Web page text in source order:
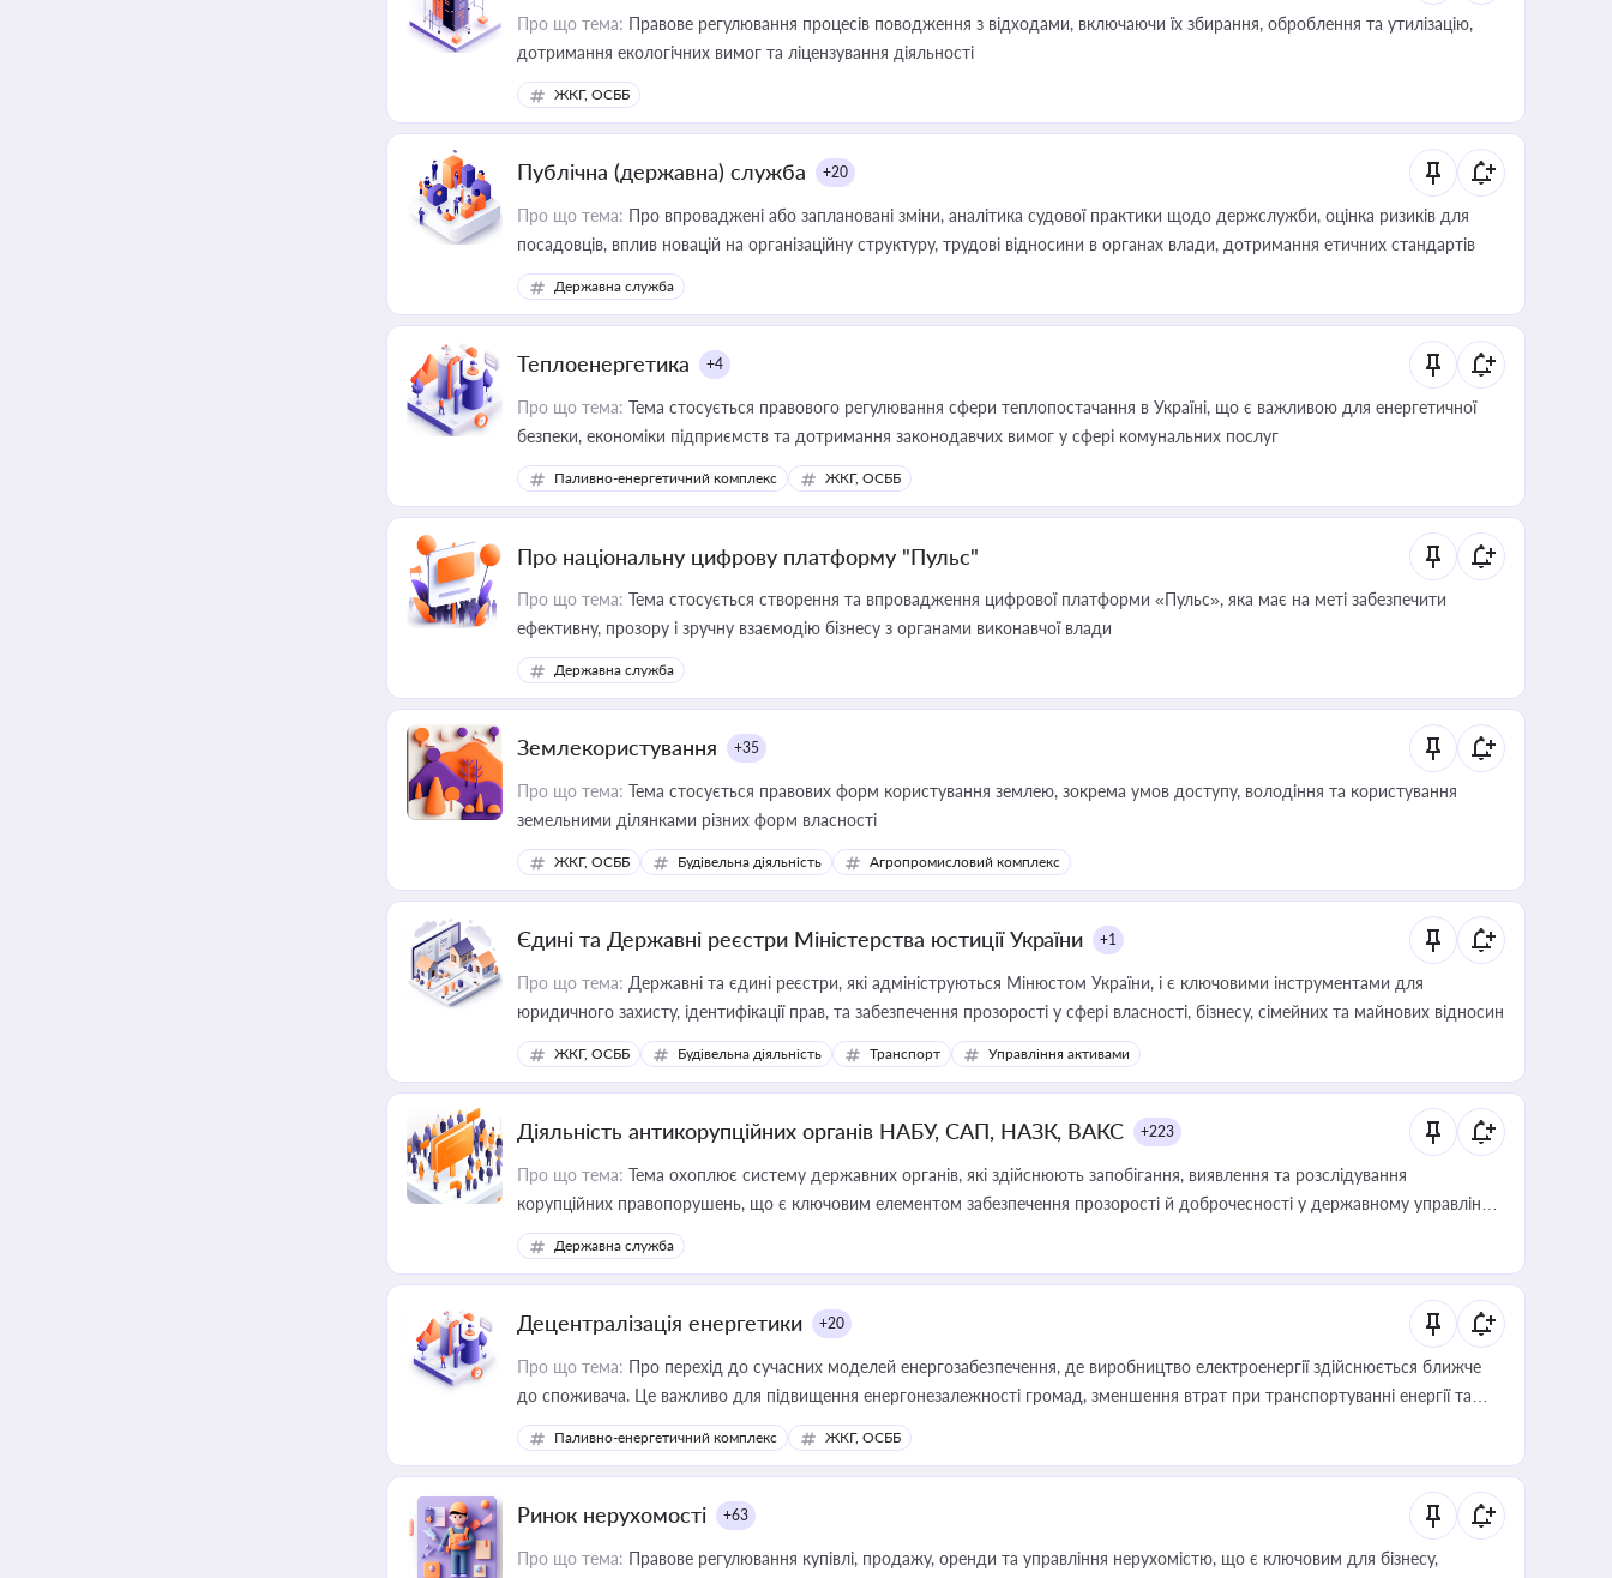
Про що тема: Правове регулювання процесів поводження з відходами, включаючи їх збирання, оброблення та утилізацію,
дотримання екологічних вимог та ліцензування діяльності
ЖКГ, ОСББ
Публічна (державна) служба +20
Про що тема: Про впроваджені або заплановані зміни, аналітика судової практики щодо держслужби, оцінка ризиків для
посадовців, вплив новацій на організаційну структуру, трудові відносини в органах влади, дотримання етичних стандартів
Державна служба
Теплоенергетика +4
Про що тема: Тема стосується правового регулювання сфери теплопостачання в Україні, що є важливою для енергетичної
безпеки, економіки підприємств та дотримання законодавчих вимог у сфері комунальних послуг
Паливно-енергетичний комплекс ЖКГ, ОСББ
Про національну цифрову платформу "Пульс"
Про що тема: Тема стосується створення та впровадження цифрової платформи «Пульс», яка має на меті забезпечити
ефективну, прозору і зручну взаємодію бізнесу з органами виконавчої влади
Державна служба
Землекористування +35
Про що тема: Тема стосується правових форм користування землею, зокрема умов доступу, володіння та користування
земельними ділянками різних форм власності
ЖКГ, ОСББ Будівельна діяльність Агропромисловий комплекс
Єдині та Державні реєстри Міністерства юстиції України +1
Про що тема: Державні та єдині реєстри, які адмініструються Мінюстом України, і є ключовими інструментами для
юридичного захисту, ідентифікації прав, та забезпечення прозорості у сфері власності, бізнесу, сімейних та майнових відносин
ЖКГ, ОСББ Будівельна діяльність Транспорт Управління активами
Діяльність антикорупційних органів НАБУ, САП, НАЗК, ВАКС +223
Про що тема: Тема охоплює систему державних органів, які здійснюють запобігання, виявлення та розслідування
корупційних правопорушень, що є ключовим елементом забезпечення прозорості й доброчесності у державному управлінні
та бізнесі
Державна служба
Децентралізація енергетики +20
Про що тема: Про перехід до сучасних моделей енергозабезпечення, де виробництво електроенергії здійснюється ближче
до споживача. Це важливо для підвищення енергонезалежності громад, зменшення втрат при транспортуванні енергії та
стимулювання розвитку відновлюваних джерел
Паливно-енергетичний комплекс ЖКГ, ОСББ
Ринок нерухомості +63
Про що тема: Правове регулювання купівлі, продажу, оренди та управління нерухомістю, що є ключовим для бізнесу,